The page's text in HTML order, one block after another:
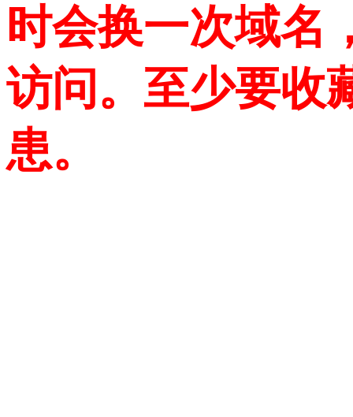
时会换一次域名
访问。至少要收
患。